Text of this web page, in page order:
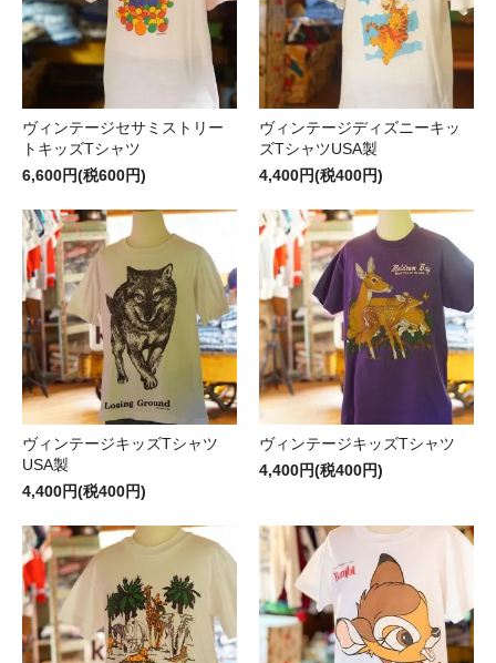
ヴィンテージセサミストリー
トキッズTシャツ
6,600円(税600円)
ヴィンテージディズニーキッ
ズTシャツUSA製
4,400円(税400円)
ヴィンテージキッズTシャツ
USA製
4,400円(税400円)
ヴィンテージキッズTシャツ
4,400円(税400円)